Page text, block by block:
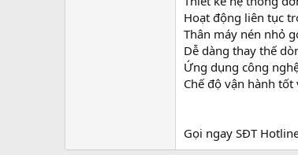
Hoạt động liên tục
Thân máy nén nhỏ
Dễ dàng thay thế
Ứng dụng công
Chế độ vận hành
Gọi ngay SĐT